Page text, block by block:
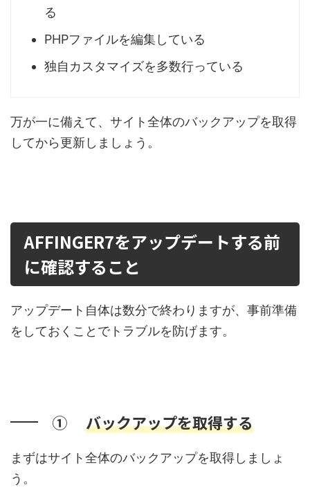
る
PHPファイルを編集している
独自カスタマイズを多数行っている
万が一に備えて、サイト全体のバックアップを取得
してから更新しましょう。
AFFINGER7をアップデートする前
に確認すること
アップデート自体は数分で終わりますが、事前準備
をしておくことでトラブルを防げます。
① バックアップを取得する
まずはサイト全体のバックアップを取得しましょ
う。